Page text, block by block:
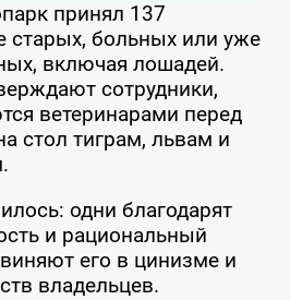
принял 137
старых, больных или уже
включая лошадей.
сотрудники,
ветеринарами перед
стол тиграм, львам и
одни благодарят
и рациональный
его в цинизме и
владельцев.